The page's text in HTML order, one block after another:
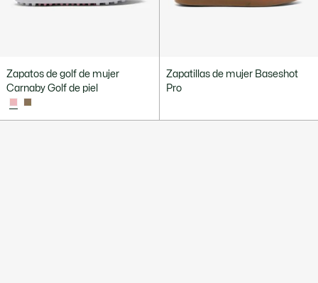
Zapatos de golf de mujer
Carnaby Golf de piel
Zapatillas de mujer Baseshot
Pro